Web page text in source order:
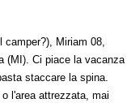
camper?), Miriam 08,
(MI). Ci piace la vacanza
staccare la spina.
l'area attrezzata, mai